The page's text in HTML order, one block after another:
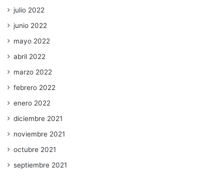
julio 2022
junio 2022
mayo 2022
abril 2022
marzo 2022
febrero 2022
enero 2022
diciembre 2021
noviembre 2021
octubre 2021
septiembre 2021